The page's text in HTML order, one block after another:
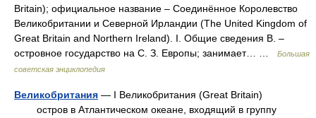
Britain); официальное название ‒ Соединённое Королевство
Великобритании и Северной Ирландии (The United Kingdom of
Great Britain and Northern Ireland). I. Общие сведения В. ‒
островное государство на С. З. Европы; занимает… …
Большая
советская энциклопедия
Великобритания — I Великобритания (Great Britain)
остров в Атлантическом океане, входящий в группу